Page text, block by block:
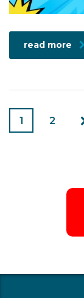
read more
1 2